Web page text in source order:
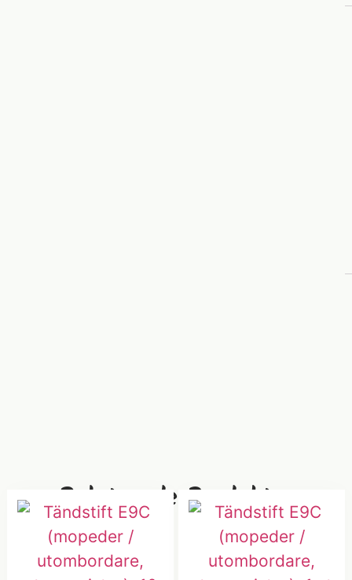
Relaterade Produkter